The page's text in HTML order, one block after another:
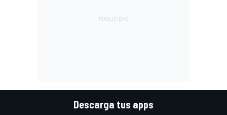
Descarga tus apps